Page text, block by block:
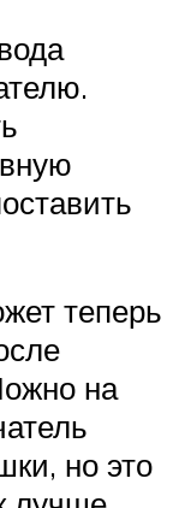
теперь
на
но это